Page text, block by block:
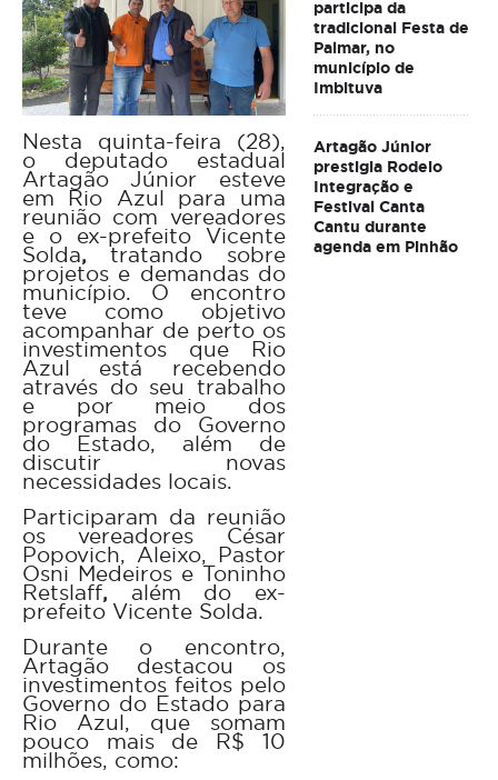
Nesta quinta-feira (28),
o deputado estadual
Artagão Júnior esteve
em Rio Azul para uma
reunião com vereadores
e o ex-prefeito Vicente
Solda, tratando sobre
projetos e demandas do
município. O encontro
teve como objetivo
acompanhar de perto os
investimentos que Rio
Azul está recebendo
através do seu trabalho
e por meio dos
programas do Governo
do Estado, além de
discutir novas
necessidades locais.
Participaram da reunião
os vereadores César
Popovich, Aleixo, Pastor
Osni Medeiros e Toninho
Retslaff, além do ex-
prefeito Vicente Solda.
Durante o encontro,
Artagão destacou os
investimentos feitos pelo
Governo do Estado para
Rio Azul, que somam
pouco mais de R$ 10
milhões, como:
participa da
tradicional Festa de
Palmar, no
município de
Imbituva
Artagão Júnior
prestigia Rodeio
Integração e
Festival Canta
Cantu durante
agenda em Pinhão